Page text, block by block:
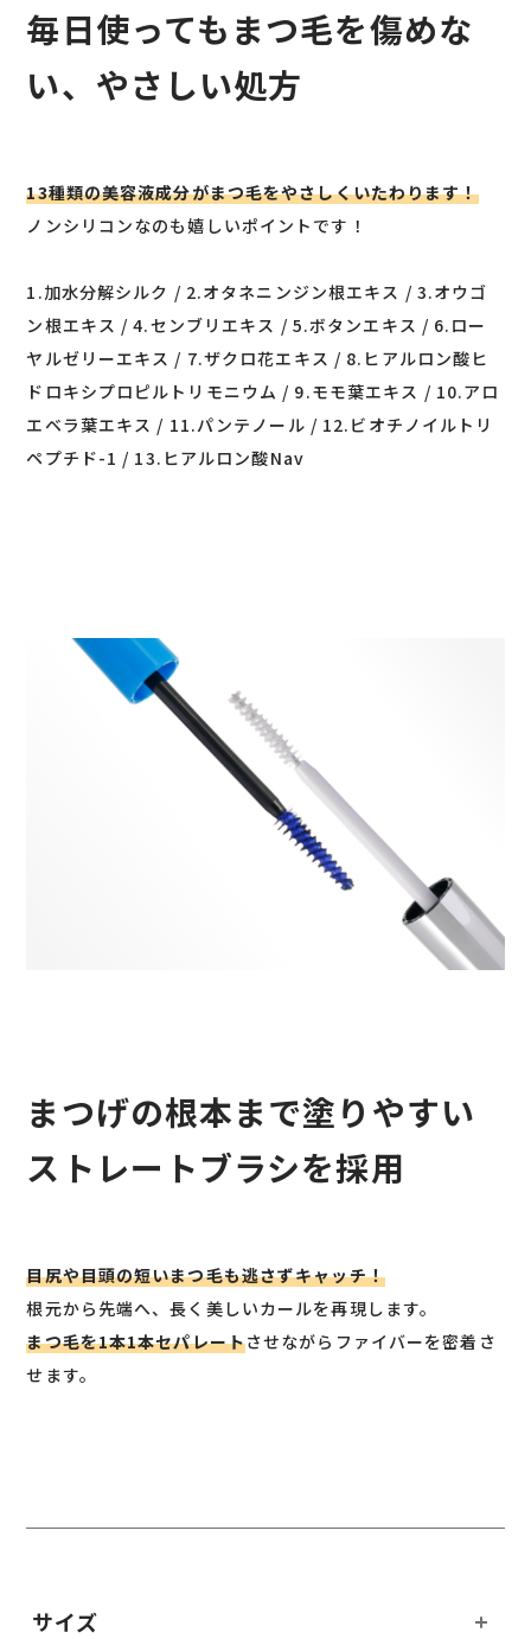
毎日使ってもまつ毛を傷めな
い、やさしい処方
13種類の美容液成分がまつ毛をやさしくいたわります！
ノンシリコンなのも嬉しいポイントです！
1.加水分解シルク / 2.オタネニンジン根エキス / 3.オウゴ
ン根エキス / 4.センブリエキス / 5.ボタンエキス / 6.ロー
ヤルゼリーエキス / 7.ザクロ花エキス / 8.ヒアルロン酸ヒ
ドロキシプロピルトリモニウム / 9.モモ葉エキス / 10.アロ
エベラ葉エキス / 11.パンテノール / 12.ビオチノイルトリ
ペプチド-1 / 13.ヒアルロン酸Nav
まつげの根本まで塗りやすい
ストレートブラシを採用
目尻や目頭の短いまつ毛も逃さずキャッチ！
根元から先端へ、長く美しいカールを再現します。
まつ毛を1本1本セパレートさせながらファイバーを密着さ
せます。
サイズ